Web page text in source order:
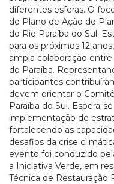
diferentes esferas. O
do Plano de Ação do
do Rio Paraíba do Sul.
para os próximos 12
ampla colaboração
do Paraíba.
participantes
devem orientar o
Paraíba do Sul. Espera-
implementação de
fortalecendo as
desafios da crise
evento foi conduzido
a Iniciativa Verde, em
Técnica de Restauração